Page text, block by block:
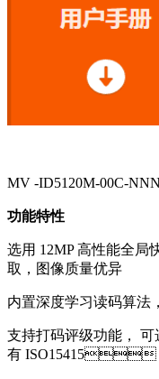
MV -ID5120M-00C-
功能特性
选用 12MP 高性能全
取，图像质量优异
内置深度学习读码算法
支持打码评级功能，
有 ISO15415